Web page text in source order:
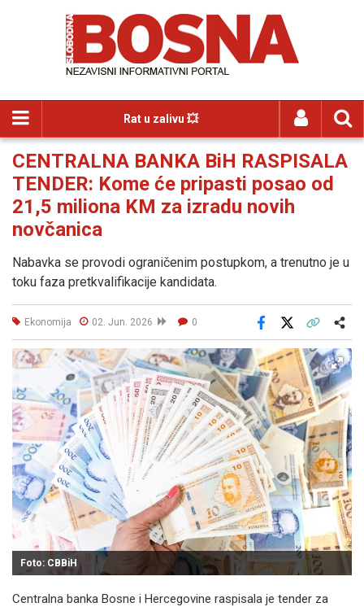
Rat u zalivu 💥
CENTRALNA BANKA BiH RASPISALA
TENDER: Kome će pripasti posao od
21,5 miliona KM za izradu novih
novčanica
Nabavka se provodi ograničenim postupkom, a trenutno je u
toku faza pretkvalifikacije kandidata.
Ekonomija 02. Jun. 2026 0
Facebook
Foto: CBBiH
Centralna banka Bosne i Hercegovine raspisala je tender za